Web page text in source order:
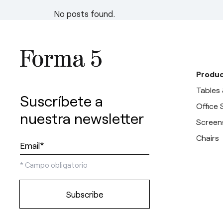
esPattio
esPattio
esPattio
esPattio
esPattio
No posts found.
Suscríbete a
nuestra newsletter
* Campo obligatorio
Tables
Office
Chairs